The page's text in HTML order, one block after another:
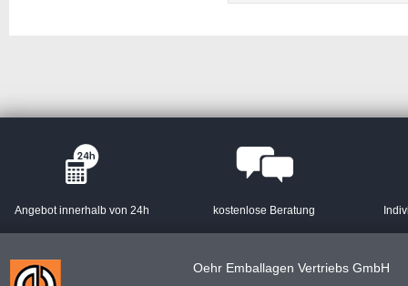
Angebot innerhalb von 24h kostenlose Beratung
Oehr Emballagen Vertriebs GmbH